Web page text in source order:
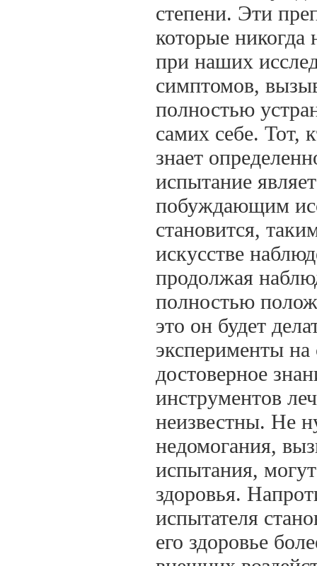
степени. Эти
которые
при наших
симптомов,
полностью
самих себе. Тот,
знает
испытание
побуждающим
становится,
искусстве
продолжая
полностью
это он будет
эксперименты
достоверное
инструментов
неизвестны. Не
недомогания,
испытания,
здоровья.
испытателя
его здоровье